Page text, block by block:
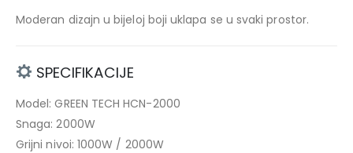
Moderan dizajn u bijeloj boji uklapa se u svaki prostor.
SPECIFIKACIJE
Model: GREEN TECH HCN-2000
Snaga: 2000W
Grijni nivoi: 1000W / 2000W